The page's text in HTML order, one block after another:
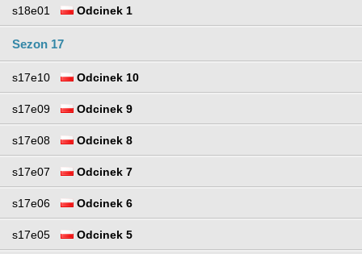
s18e01 Odcinek 1
Sezon 17
s17e10 Odcinek 10
s17e09 Odcinek 9
s17e08 Odcinek 8
s17e07 Odcinek 7
s17e06 Odcinek 6
s17e05 Odcinek 5